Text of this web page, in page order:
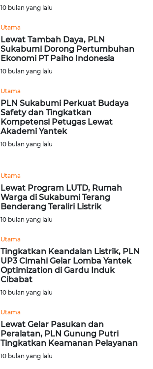
10 bulan yang lalu
Utama
Lewat Tambah Daya, PLN
Sukabumi Dorong Pertumbuhan
Ekonomi PT Paiho Indonesia
10 bulan yang lalu
Utama
PLN Sukabumi Perkuat Budaya
Safety dan Tingkatkan
Kompetensi Petugas Lewat
Akademi Yantek
10 bulan yang lalu
Utama
Lewat Program LUTD, Rumah
Warga di Sukabumi Terang
Benderang Teraliri Listrik
10 bulan yang lalu
Utama
Tingkatkan Keandalan Listrik, PLN
UP3 Cimahi Gelar Lomba Yantek
Optimization di Gardu Induk
Cibabat
10 bulan yang lalu
Utama
Lewat Gelar Pasukan dan
Peralatan, PLN Gunung Putri
Tingkatkan Keamanan Pelayanan
10 bulan yang lalu